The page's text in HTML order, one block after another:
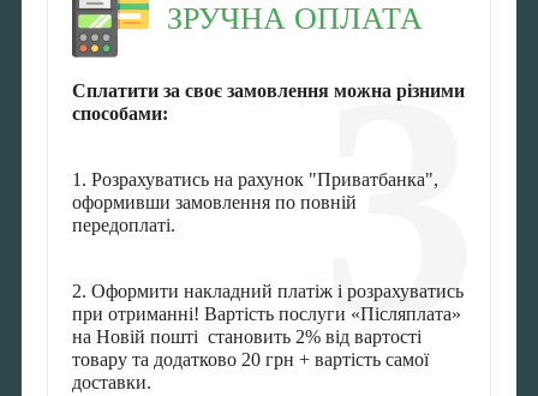
3
ЗРУЧНА ОПЛАТА
Сплатити за своє замовлення можна різними
способами:
1. Розрахуватись на рахунок "Приватбанка",
оформивши замовлення по повній
передоплаті.
2. Оформити накладний платіж і розрахуватись
при отриманні! Вартість послуги «Післяплата»
на Новій пошті становить 2% від вартості
товару та додатково 20 грн + вартість самої
доставки.